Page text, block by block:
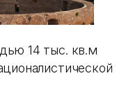
14 тыс. кв.м